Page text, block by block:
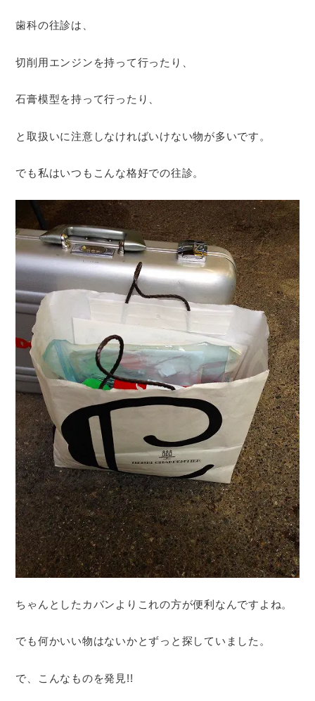
歯科の往診は、
切削用エンジンを持って行ったり、
石膏模型を持って行ったり、
と取扱いに注意しなければいけない物が多いです。
でも私はいつもこんな格好での往診。
ちゃんとしたカバンよりこれの方が便利なんですよね。
でも何かいい物はないかとずっと探していました。
で、こんなものを発見!!